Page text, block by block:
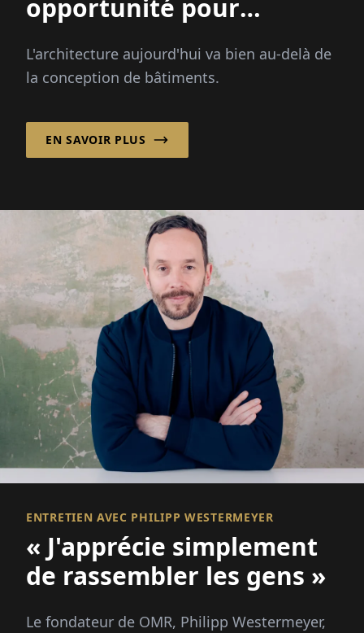
opportunité pour
renforcer une
communauté ! »
L'architecture aujourd'hui va bien au-delà de
la conception de bâtiments.
EN SAVOIR PLUS
ENTRETIEN AVEC PHILIPP WESTERMEYER
« J'apprécie simplement
de rassembler les gens »
Le fondateur de OMR, Philipp Westermeyer,